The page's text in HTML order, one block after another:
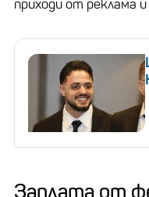
приходи от реклама
Заплата от